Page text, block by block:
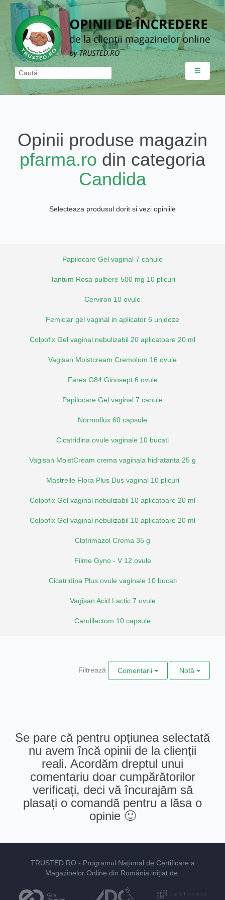
☰
Opinii produse magazin
pfarma.ro din categoria
Candida
Selecteaza produsul dorit si vezi opiniile
Papilocare Gel vaginal 7 canule
Tantum Rosa pulbere 500 mg 10 plicuri
Cerviron 10 ovule
Femiclar gel vaginal in aplicator 6 unidoze
Colpofix Gel vaginal nebulizabil 20 aplicatoare 20 ml
Vagisan Moistcream Cremolum 16 ovule
Fares G84 Ginosept 6 ovule
Papilocare Gel vaginal 7 canule
Normoflux 60 capsule
Cicatridina ovule vaginale 10 bucati
Vagisan MoistCream crema vaginala hidratanta 25 g
Mastrelle Flora Plus Dus vaginal 10 plicuri
Colpofix Gel vaginal nebulizabil 10 aplicatoare 20 ml
Colpofix Gel vaginal nebulizabil 10 aplicatoare 20 ml
Clotrimazol Crema 35 g
Filme Gyno - V 12 ovule
Cicatridina Plus ovule vaginale 10 bucati
Vagisan Acid Lactic 7 ovule
Candilactom 10 capsule
Filtrează Comentarii Notă
Se pare că pentru opțiunea selectată
nu avem încă opinii de la clienții
reali. Acordăm dreptul unui
comentariu doar cumpărătorilor
verificați, deci vă încurajăm să
plasați o comandă pentru a lăsa o
opinie 🙂
TRUSTED.RO - Programul Național de Certificare a
Magazinelor Online din România inițiat de: